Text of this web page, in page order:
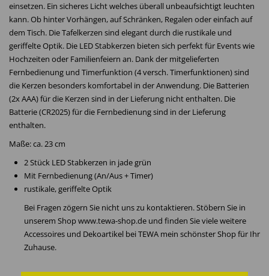
einsetzen. Ein sicheres Licht welches überall unbeaufsichtigt leuchten
kann. Ob hinter Vorhängen, auf Schränken, Regalen oder einfach auf
dem Tisch. Die Tafelkerzen sind elegant durch die rustikale und
geriffelte Optik. Die LED Stabkerzen bieten sich perfekt für Events wie
Hochzeiten oder Familienfeiern an. Dank der mitgelieferten
Fernbedienung und Timerfunktion (4 versch. Timerfunktionen) sind
die Kerzen besonders komfortabel in der Anwendung. Die Batterien
(2x AAA) für die Kerzen sind in der Lieferung nicht enthalten. Die
Batterie (CR2025) für die Fernbedienung sind in der Lieferung
enthalten.
Maße: ca. 23 cm
2 Stück LED Stabkerzen in jade grün
Mit Fernbedienung (An/Aus + Timer)
rustikale, geriffelte Optik
Bei Fragen zögern Sie nicht uns zu kontaktieren. Stöbern Sie in
unserem Shop www.tewa-shop.de und finden Sie viele weitere
Accessoires und Dekoartikel bei TEWA mein schönster Shop für Ihr
Zuhause.